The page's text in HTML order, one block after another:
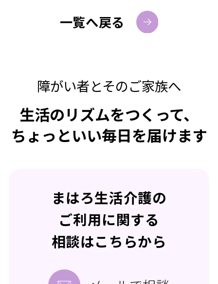
一覧へ戻る
障がい者とそのご家族へ
生活のリズムをつくって、
ちょっといい毎日を届けます
まはろ生活介護の
ご利用に関する
相談はこちらから